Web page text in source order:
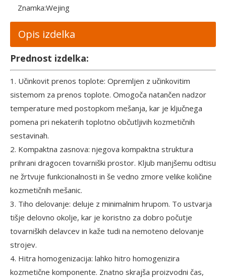
Znamka:Wejing
Opis izdelka
Prednost izdelka:
1. Učinkovit prenos toplote: Opremljen z učinkovitim
sistemom za prenos toplote. Omogoča natančen nadzor
temperature med postopkom mešanja, kar je ključnega
pomena pri nekaterih toplotno občutljivih kozmetičnih
sestavinah.
2. Kompaktna zasnova: njegova kompaktna struktura
prihrani dragocen tovarniški prostor. Kljub manjšemu odtisu
ne žrtvuje funkcionalnosti in še vedno zmore velike količine
kozmetičnih mešanic.
3. Tiho delovanje: deluje z minimalnim hrupom. To ustvarja
tišje delovno okolje, kar je koristno za dobro počutje
tovarniških delavcev in kaže tudi na nemoteno delovanje
strojev.
4. Hitra homogenizacija: lahko hitro homogenizira
kozmetične komponente. Znatno skrajša proizvodni čas,